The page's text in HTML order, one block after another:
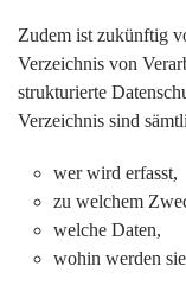
Zudem ist zukünftig
Verzeichnis von
strukturierte
Verzeichnis sind
wer wird erfasst,
zu welchem
welche Daten,
wohin werden